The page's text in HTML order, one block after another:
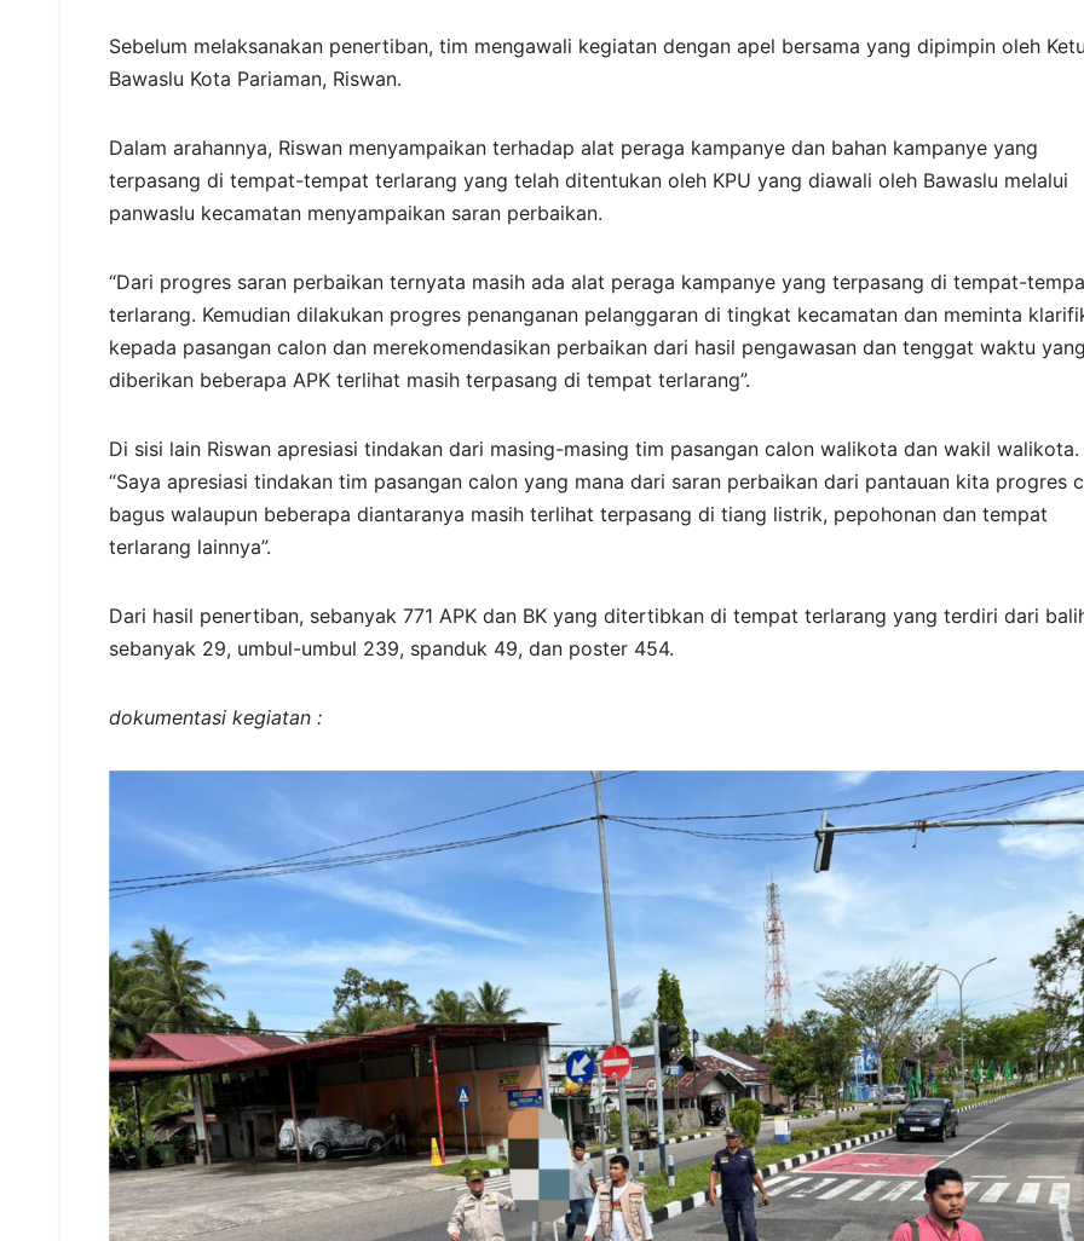
Sebelum melaksanakan penertiban, tim mengawali kegiatan dengan apel bersama yang dipimpin oleh
Bawaslu Kota Pariaman, Riswan.
Dalam arahannya, Riswan menyampaikan terhadap alat peraga kampanye dan bahan kampanye yang
terpasang di tempat-tempat terlarang yang telah ditentukan oleh KPU yang diawali oleh Bawaslu melalui
panwaslu kecamatan menyampaikan saran perbaikan.
“Dari progres saran perbaikan ternyata masih ada alat peraga kampanye yang terpasang di tempat-
terlarang. Kemudian dilakukan progres penanganan pelanggaran di tingkat kecamatan dan meminta
kepada pasangan calon dan merekomendasikan perbaikan dari hasil pengawasan dan tenggat waktu
diberikan beberapa APK terlihat masih terpasang di tempat terlarang”.
Di sisi lain Riswan apresiasi tindakan dari masing-masing tim pasangan calon walikota dan wakil walikota.
“Saya apresiasi tindakan tim pasangan calon yang mana dari saran perbaikan dari pantauan kita progres
bagus walaupun beberapa diantaranya masih terlihat terpasang di tiang listrik, pepohonan dan tempat
terlarang lainnya”.
Dari hasil penertiban, sebanyak 771 APK dan BK yang ditertibkan di tempat terlarang yang terdiri dari
sebanyak 29, umbul-umbul 239, spanduk 49, dan poster 454.
dokumentasi kegiatan :